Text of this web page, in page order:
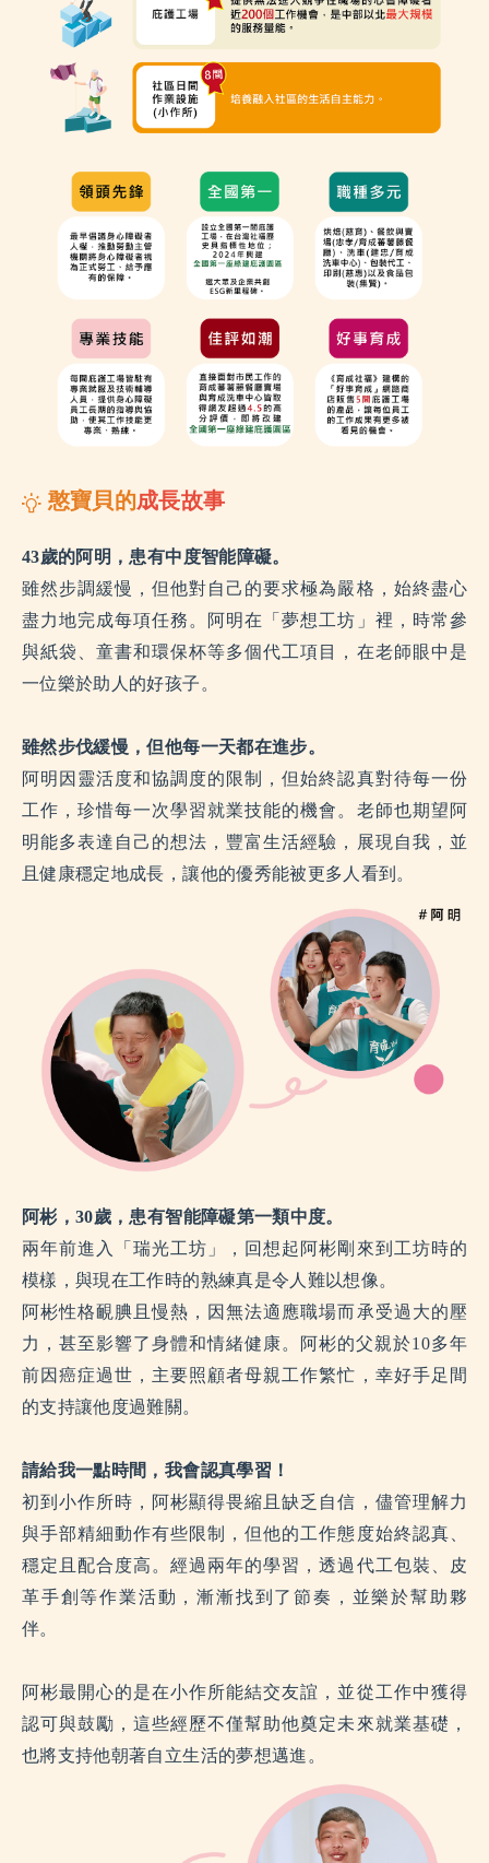
憨寶貝的成長故事
43歲的阿明，患有中度智能障礙。
雖然步調緩慢，但他對自己的要求極為嚴格，始終盡心
盡力地完成每項任務。阿明在「夢想工坊」裡，時常參
與紙袋、童書和環保杯等多個代工項目，在老師眼中是
一位樂於助人的好孩子。
雖然步伐緩慢，但他每一天都在進步。
阿明因靈活度和協調度的限制，但始終認真對待每一份
工作，珍惜每一次學習就業技能的機會。老師也期望阿
明能多表達自己的想法，豐富生活經驗，展現自我，並
且健康穩定地成長，讓他的優秀能被更多人看到。
阿彬，30歲，患有智能障礙第一類中度。
兩年前進入「瑞光工坊」，回想起阿彬剛來到工坊時的
模樣，與現在工作時的熟練真是令人難以想像。
阿彬性格靦腆且慢熱，因無法適應職場而承受過大的壓
力，甚至影響了身體和情緒健康。阿彬的父親於10多年
前因癌症過世，主要照顧者母親工作繁忙，幸好手足間
的支持讓他度過難關。
請給我一點時間，我會認真學習！
初到小作所時，阿彬顯得畏縮且缺乏自信，儘管理解力
與手部精細動作有些限制，但他的工作態度始終認真、
穩定且配合度高。經過兩年的學習，透過代工包裝、皮
革手創等作業活動，漸漸找到了節奏，並樂於幫助夥
伴。
阿彬最開心的是在小作所能結交友誼，並從工作中獲得
認可與鼓勵，這些經歷不僅幫助他奠定未來就業基礎，
也將支持他朝著自立生活的夢想邁進。